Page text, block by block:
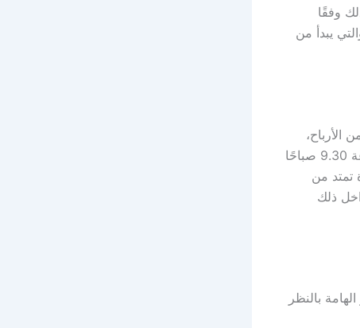
صباحًا حتى الساعة 3.30 مساءً وذلك وفقًا
يبدأ من
والتي يبدأ فيها العمل وفقًا للتوقيت المحلي على فترتين، حيث يبدأ العمل من الساعة 9.30 صباحًا
تمتد من
ذلك
بالنظر